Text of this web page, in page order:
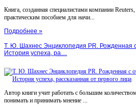
Книга, созданная специалистами компании
практическим пособием для начи...
Подробнее »
Т. Ю. Шахнес Энциклопедия PR. Рожденная
История успеха, ра…
Автор книги учит работать с большим
понимать и принимать мнение ...